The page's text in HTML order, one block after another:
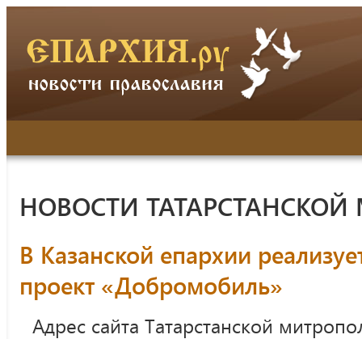
НОВОСТИ
В Казанской епархии
проект «Добромобиль»
Адрес сайта Татарстанской